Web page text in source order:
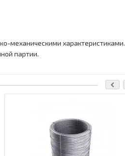
механическими характеристиками.
партии.